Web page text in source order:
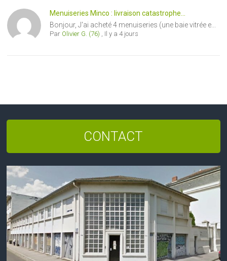
Menuiseries Minco : livraison catastrophe...
Bonjour, J'ai acheté 4 menuiseries (une baie vitrée e...
Par Olivier G. (76) Il y a 4 jours
CONTACT